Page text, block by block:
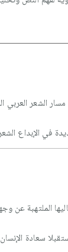
الشعر العربي
في الإبداع
الملتهبة عن
سعادة